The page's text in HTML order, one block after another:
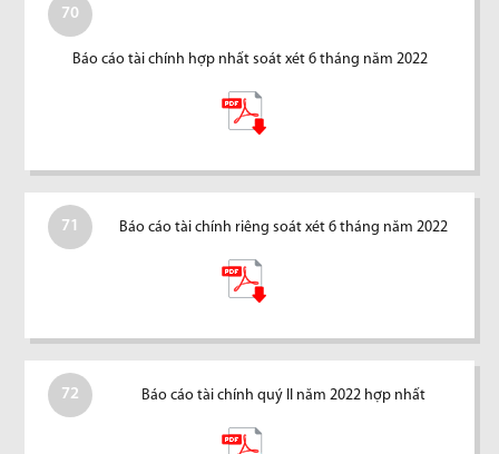
70
Báo cáo tài chính hợp nhất soát xét 6 tháng năm 2022
71 Báo cáo tài chính riêng soát xét 6 tháng năm 2022
72 Báo cáo tài chính quý II năm 2022 hợp nhất